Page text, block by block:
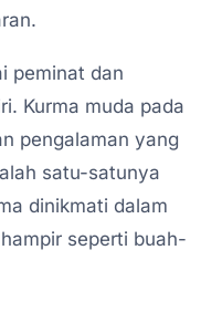
peminat dan
Kurma muda pada
pengalaman yang
satu-satunya
dinikmati dalam
seperti buah-